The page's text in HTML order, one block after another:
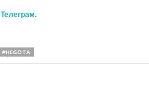
Телеграм.
#HEGOTA